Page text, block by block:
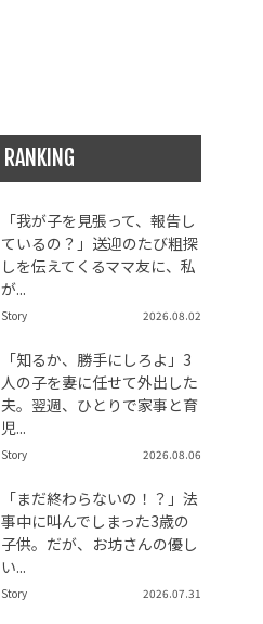
RANKING
「我が子を見張って、報告し
ているの？」送迎のたび粗探
しを伝えてくるママ友に、私
が...
Story 2026.08.02
「知るか、勝手にしろよ」3
人の子を妻に任せて外出した
夫。翌週、ひとりで家事と育
児...
Story 2026.08.06
「まだ終わらないの！？」法
事中に叫んでしまった3歳の
子供。だが、お坊さんの優し
い...
Story 2026.07.31